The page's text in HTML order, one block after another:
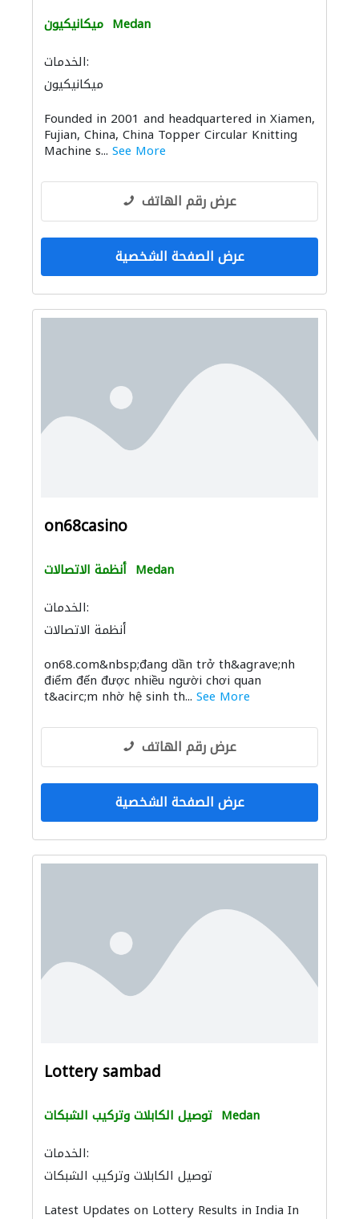
ميكانيكيون Medan
الخدمات:
ميكانيكيون
Founded in 2001 and headquartered in Xiamen,
Fujian, China, China Topper Circular Knitting
Machine s... See More
عرض رقم الهاتف
عرض الصفحة الشخصية
on68casino
أنظمة الاتصالات Medan
الخدمات:
أنظمة الاتصالات
on68.com&nbsp;đang dần trở th&agrave;nh
điểm đến được nhiều người chơi quan
t&acirc;m nhờ hệ sinh th... See More
عرض رقم الهاتف
عرض الصفحة الشخصية
Lottery sambad
توصيل الكابلات وتركيب الشبكات Medan
الخدمات:
توصيل الكابلات وتركيب الشبكات
Latest Updates on Lottery Results in India In